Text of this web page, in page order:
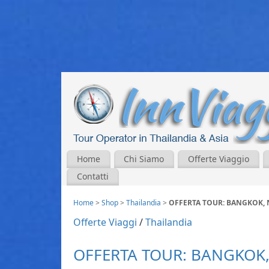
Home Chi Siamo Offerte Viaggio
Contatti
Home> Shop> Thailandia > OFFERTA TOUR:
Offerte Viaggi /Thailandia
OFFERTA TOUR: